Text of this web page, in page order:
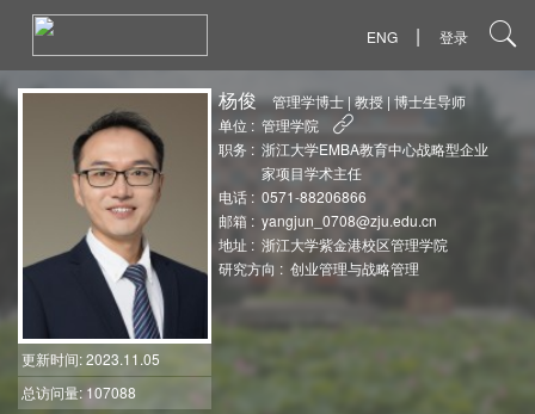
ENG | 登录
更新时间: 2023.11.05
总访问量: 107088
杨俊 管理学博士|教授|博士生导师
单位 : 管理学院
职务 : 浙江大学EMBA教育中心战略型企业
家项目学术主任
电话 : 0571-88206866
邮箱 : yangjun_0708@zju.edu.cn
地址 : 浙江大学紫金港校区管理学院
研究方向 : 创业管理与战略管理